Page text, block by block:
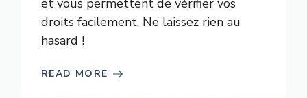
et vous permettent de vérifier vos
droits facilement. Ne laissez rien au
hasard !
READ MORE